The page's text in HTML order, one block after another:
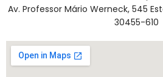
Av. Professor Mário Werneck, 545
30455-610